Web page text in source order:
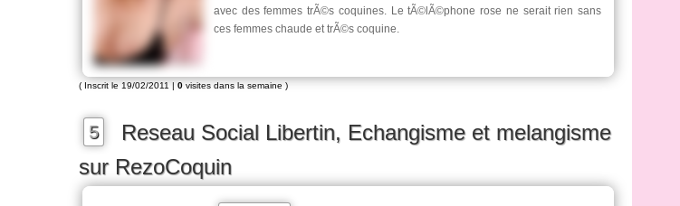
avec des femmes trÃ©s coquines. Le tÃ©lÃ©phone rose ne serait rien sans
ces femmes chaude et trÃ©s coquine.
( Inscrit le 19/02/2011 | 0 visites dans la semaine )
5
Reseau Social Libertin, Echangisme et melangisme
sur RezoCoquin